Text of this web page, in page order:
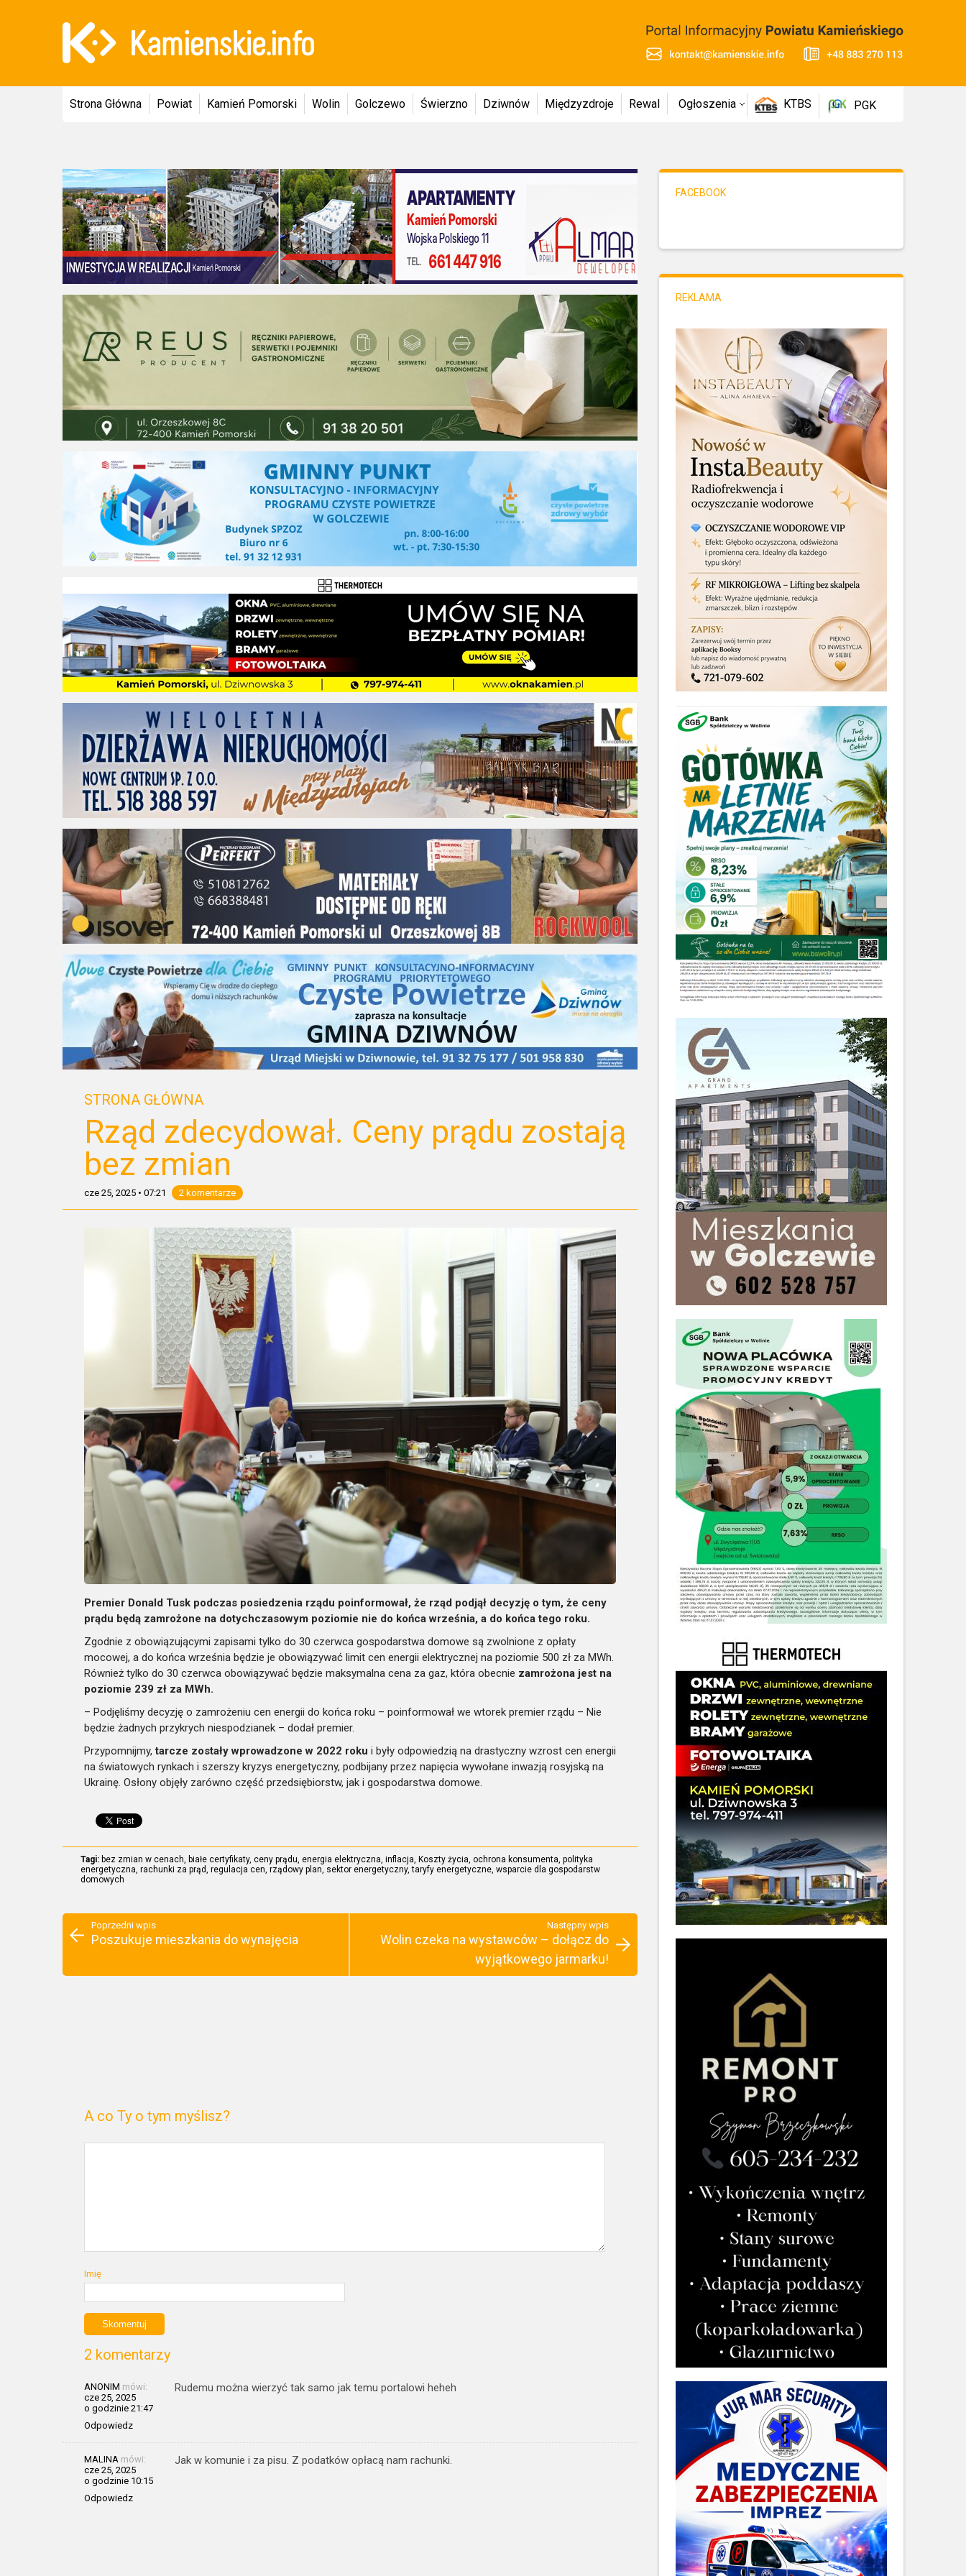
Strona Główna Powiat Kamień Pomorski Wolin Golczewo Świerzno Dziwnów Międzyzdroje Rewal Ogłoszenia KTBS PGK
STRONA GŁÓWNA
Rząd zdecydował. Ceny prądu zostają
bez zmian
cze 25, 2025 • 07:21 2 komentarze
Premier Donald Tusk podczas posiedzenia rządu poinformował, że rząd podjął decyzję o tym, że ceny
prądu będą zamrożone na dotychczasowym poziomie nie do końca września, a do końca tego roku.
Zgodnie z obowiązującymi zapisami tylko do 30 czerwca gospodarstwa domowe są zwolnione z opłaty
mocowej, a do końca września będzie je obowiązywać limit cen energii elektrycznej na poziomie 500 zł za MWh.
Również tylko do 30 czerwca obowiązywać będzie maksymalna cena za gaz, która obecnie zamrożona jest na
poziomie 239 zł za MWh.
– Podjęliśmy decyzję o zamrożeniu cen energii do końca roku – poinformował we wtorek premier rządu – Nie
będzie żadnych przykrych niespodzianek – dodał premier.
Przypomnijmy, tarcze zostały wprowadzone w 2022 roku i były odpowiedzią na drastyczny wzrost cen energii
na światowych rynkach i szerszy kryzys energetyczny, podbijany przez napięcia wywołane inwazją rosyjską na
Ukrainę. Osłony objęły zarówno część przedsiębiorstw, jak i gospodarstwa domowe.
Tagi: bez zmian w cenach białe certyfikaty, ceny prądu energia elektryczna inflacja Koszty życia ochrona konsumenta polityka
energetyczna rachunki za prąd regulacja cen rządowy plan sektor energetyczny,taryfy energetyczne wsparcie dla gospodarstw
domowych
Poprzedni wpis
Poszukuje mieszkania do wynajęcia
Następny wpis
Wolin czeka na wystawców – dołącz do
wyjątkowego jarmarku!
A co Ty o tym myślisz?
Imię
2 komentarzy
ANONIM mówi:
cze 25, 2025
o godzinie 21:47
Odpowiedz
Rudemu można wierzyć tak samo jak temu portalowi heheh
MALINA mówi:
cze 25, 2025
o godzinie 10:15
Odpowiedz
Jak w komunie i za pisu. Z podatków opłacą nam rachunki.
FACEBOOK
REKLAMA